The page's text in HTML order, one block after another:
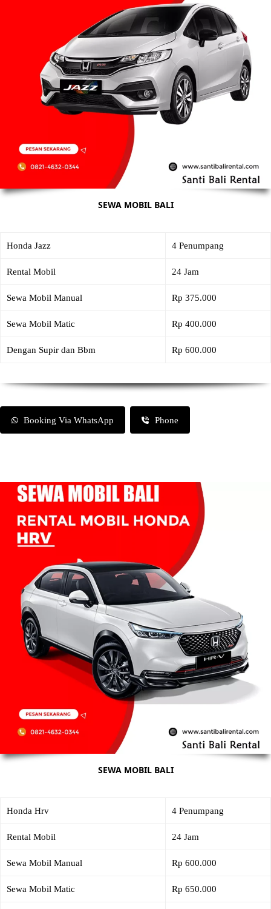
SEWA MOBIL BALI
Honda Jazz 4 Penumpang
Rental Mobil 24 Jam
Sewa Mobil Manual Rp 375.000
Sewa Mobil Matic Rp 400.000
Dengan Supir dan Bbm Rp 600.000
Booking Via WhatsApp Phone
SEWA MOBIL BALI
Honda Hrv 4 Penumpang
Rental Mobil 24 Jam
Sewa Mobil Manual Rp 600.000
Sewa Mobil Matic Rp 650.000